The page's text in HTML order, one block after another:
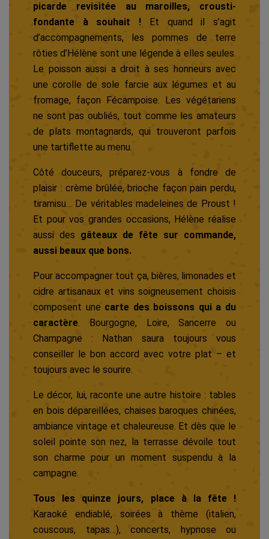
picarde revisitée au maroilles, crousti-
fondante à souhait ! Et quand il s’agit
d’accompagnements, les pommes de terre
rôties d’Hélène sont une légende à elles seules.
Le poisson aussi a droit à ses honneurs avec
une corolle de sole farcie aux légumes et au
fromage, façon Fécampoise. Les végétariens
ne sont pas oubliés, tout comme les amateurs
de plats montagnards, qui trouveront parfois
une tartiflette au menu.
Côté douceurs, préparez-vous à fondre de
plaisir : crème brûlée, brioche façon pain perdu,
tiramisu… De véritables madeleines de Proust !
Et pour vos grandes occasions, Hélène réalise
aussi des gâteaux de fête sur commande,
aussi beaux que bons.
Pour accompagner tout ça, bières, limonades et
cidre artisanaux et vins soigneusement choisis
composent une carte des boissons qui a du
caractère. Bourgogne, Loire, Sancerre ou
Champagne : Nathan saura toujours vous
conseiller le bon accord avec votre plat – et
toujours avec le sourire.
Le décor, lui, raconte une autre histoire : tables
en bois dépareillées, chaises baroques chinées,
ambiance vintage et chaleureuse. Et dès que le
soleil pointe son nez, la terrasse dévoile tout
son charme pour un moment suspendu à la
campagne.
Tous les quinze jours, place à la fête !
Karaoké endiablé, soirées à thème (italien,
couscous, tapas…), concerts, hypnose ou